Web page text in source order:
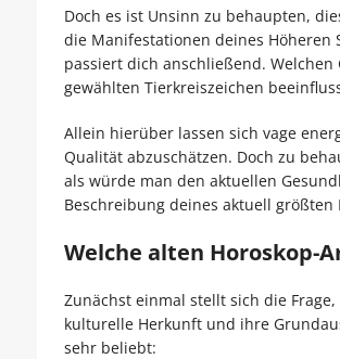
Doch es ist Unsinn zu behaupten,
die Manifestationen deines Höheren
passiert dich anschließend.
gewählten Tierkreiszeichen
Allein hierüber lassen sich vage
Qualität abzuschätzen. Doch zu
als würde man den aktuellen
Beschreibung deines aktuell größten
Welche alten Horoskop-
Zunächst einmal stellt sich die
kulturelle Herkunft und ihre
sehr beliebt: